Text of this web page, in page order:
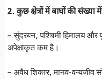
2. कुछ क्षेत्रों में बाघों की संख्या
– सुंदरबन, पश्चिमी हिमालय और
अपेक्षाकृत कम है।
– अवैध शिकार, मानव-वन्यजीव